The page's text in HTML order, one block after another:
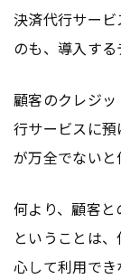
決済代行サー
のも、導入する
顧客のクレジ
行サービスに
が万全でないと
何より、顧客
ということは
心して利用でき